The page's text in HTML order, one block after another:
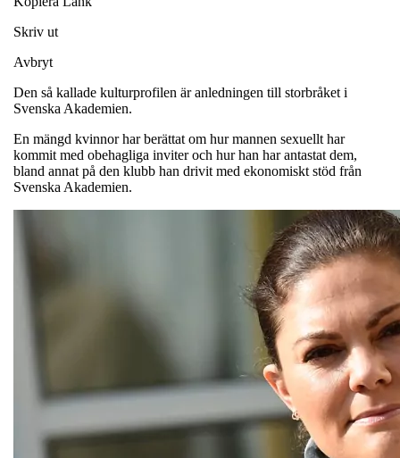
Skriv ut
Avbryt
Den så kallade kulturprofilen är anledningen till storbråket i
Svenska Akademien.
En mängd kvinnor har berättat om hur mannen sexuellt har
kommit med obehagliga inviter och hur han har antastat dem,
bland annat på den klubb han drivit med ekonomiskt stöd från
Svenska Akademien.